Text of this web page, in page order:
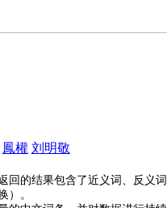
鳳權 刘明敬
的结果包含了近义词、反义词
）。